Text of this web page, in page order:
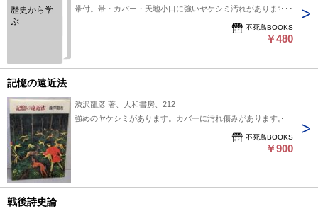
歴史から学
ぶ
帯付。帯・カバー・天地小口に強いヤケシミ汚れがあります。
不死鳥BOOKS
￥480
記憶の遠近法
渋沢龍彦 著、大和書房、212
強めのヤケシミがあります。カバーに汚れ傷みがあります。
不死鳥BOOKS
￥900
戦後詩史論